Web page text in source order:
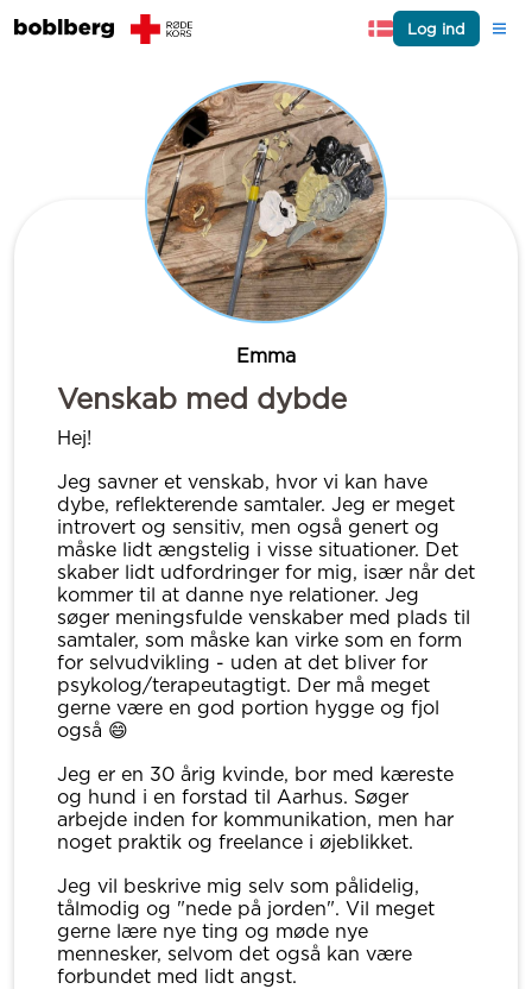
Log ind
Emma
Venskab med dybde
Hej!
Jeg savner et venskab, hvor vi kan have
dybe, reflekterende samtaler. Jeg er meget
introvert og sensitiv, men også genert og
måske lidt ængstelig i visse situationer. Det
skaber lidt udfordringer for mig, især når det
kommer til at danne nye relationer. Jeg
søger meningsfulde venskaber med plads til
samtaler, som måske kan virke som en form
for selvudvikling - uden at det bliver for
psykolog/terapeutagtigt. Der må meget
gerne være en god portion hygge og fjol
også 😄
Jeg er en 30 årig kvinde, bor med kæreste
og hund i en forstad til Aarhus. Søger
arbejde inden for kommunikation, men har
noget praktik og freelance i øjeblikket.
Jeg vil beskrive mig selv som pålidelig,
tålmodig og "nede på jorden". Vil meget
gerne lære nye ting og møde nye
mennesker, selvom det også kan være
forbundet med lidt angst.